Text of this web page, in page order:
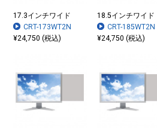
17.3インチワイド
CRT-173WT2N
¥24,750 (税込)
18.5インチワイド
CRT-185WT2N
¥24,750 (税込)